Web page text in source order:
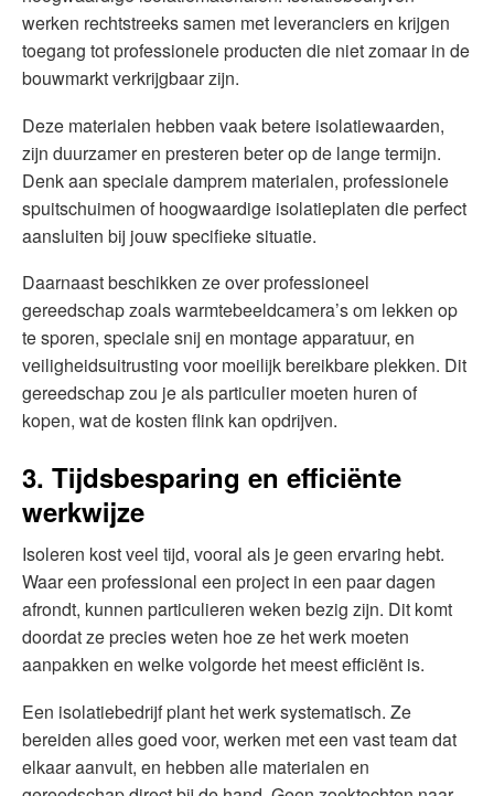
werken rechtstreeks samen met leveranciers en krijgen
toegang tot professionele producten die niet zomaar in de
bouwmarkt verkrijgbaar zijn.
Deze materialen hebben vaak betere isolatiewaarden,
zijn duurzamer en presteren beter op de lange termijn.
Denk aan speciale damprem materialen, professionele
spuitschuimen of hoogwaardige isolatieplaten die perfect
aansluiten bij jouw specifieke situatie.
Daarnaast beschikken ze over professioneel
gereedschap zoals warmtebeeldcamera’s om lekken op
te sporen, speciale snij en montage apparatuur, en
veiligheidsuitrusting voor moeilijk bereikbare plekken. Dit
gereedschap zou je als particulier moeten huren of
kopen, wat de kosten flink kan opdrijven.
3. Tijdsbesparing en efficiënte
werkwijze
Isoleren kost veel tijd, vooral als je geen ervaring hebt.
Waar een professional een project in een paar dagen
afrondt, kunnen particulieren weken bezig zijn. Dit komt
doordat ze precies weten hoe ze het werk moeten
aanpakken en welke volgorde het meest efficiënt is.
Een isolatiebedrijf plant het werk systematisch. Ze
bereiden alles goed voor, werken met een vast team dat
elkaar aanvult, en hebben alle materialen en